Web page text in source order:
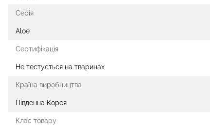
Серія
Aloe
Сертифікація
Не тестується на тваринах
Країна виробництва
Південна Корея
Клас товару